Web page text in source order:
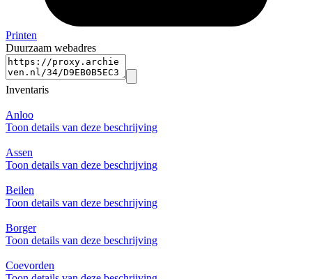
Printen
Duurzaam webadres
Inventaris
Anloo
Toon details van deze beschrijving
Assen
Toon details van deze beschrijving
Beilen
Toon details van deze beschrijving
Borger
Toon details van deze beschrijving
Coevorden